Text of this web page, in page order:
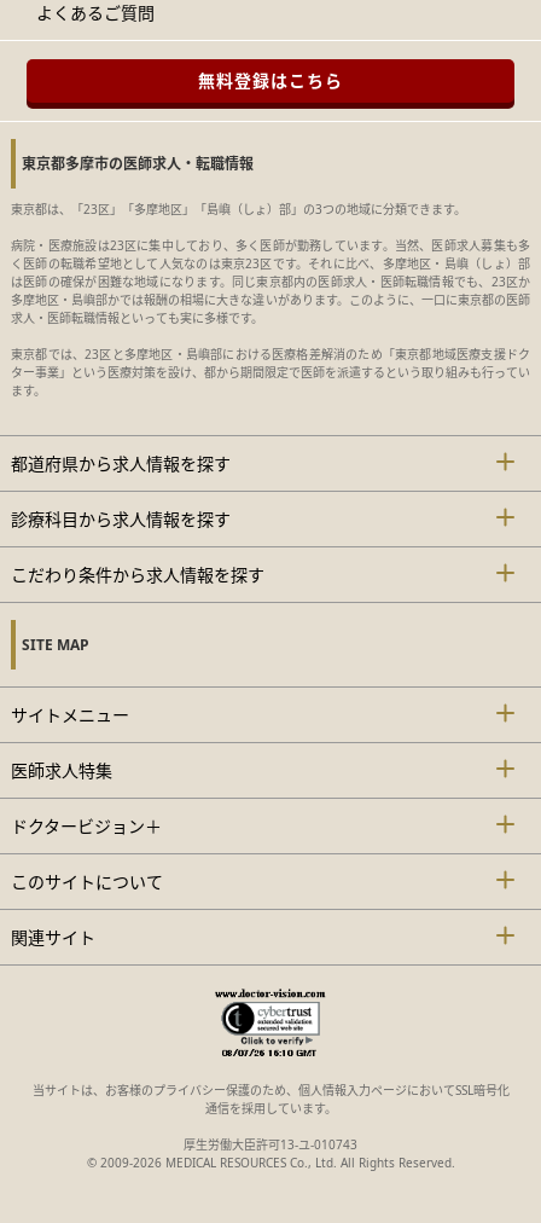
よくあるご質問
無料登録はこちら
東京都多摩市の医師求人・転職情報
東京都は、「23区」「多摩地区」「島嶼（しょ）部」の3つの地域に分類できます。
病院・医療施設は23区に集中しており、多く医師が勤務しています。当然、医師求人募集も多
く医師の転職希望地として人気なのは東京23区です。それに比べ、多摩地区・島嶼（しょ）部
は医師の確保が困難な地域になります。同じ東京都内の医師求人・医師転職情報でも、23区か
多摩地区・島嶼部かでは報酬の相場に大きな違いがあります。このように、一口に東京都の医師
求人・医師転職情報といっても実に多様です。
東京都では、23区と多摩地区・島嶼部における医療格差解消のため「東京都地域医療支援ドク
ター事業」という医療対策を設け、都から期間限定で医師を派遣するという取り組みも行ってい
ます。
都道府県から求人情報を探す
診療科目から求人情報を探す
こだわり条件から求人情報を探す
SITE MAP
サイトメニュー
医師求人特集
ドクタービジョン＋
このサイトについて
関連サイト
当サイトは、お客様のプライバシー保護のため、個人情報入力ページにおいてSSL暗号化
通信を採用しています。
厚生労働大臣許可13-ユ-010743
© 2009-2026 MEDICAL RESOURCES Co., Ltd. All Rights Reserved.